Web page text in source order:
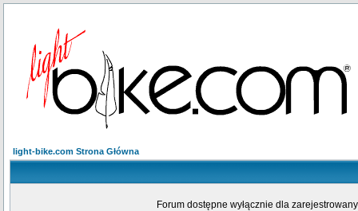
light-bike.com Strona Główna
Forum dostępne wyłącznie dla